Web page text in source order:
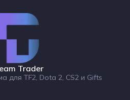
Trader
для TF2, Dota 2, CS2 и Gifts